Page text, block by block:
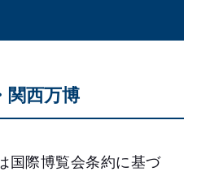
関西万博
国際博覧会条約に基づ